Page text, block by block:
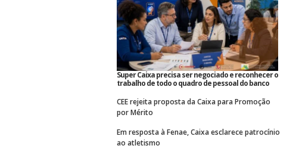
Super Caixa precisa ser negociado e reconhecer o
trabalho de todo o quadro de pessoal do banco
CEE rejeita proposta da Caixa para Promoção
por Mérito
Em resposta à Fenae, Caixa esclarece patrocínio
ao atletismo